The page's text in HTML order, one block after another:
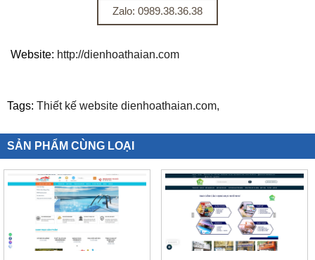
Zalo: 0989.38.36.38
Website: http://dienhoathaian.com
Tags: Thiết kế website dienhoathaian.com,
SẢN PHẨM CÙNG LOẠI